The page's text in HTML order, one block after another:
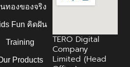
นทองของจริง
Fun คิดฝัน
Training
Products
TERO Digital
Company
Limited (Head